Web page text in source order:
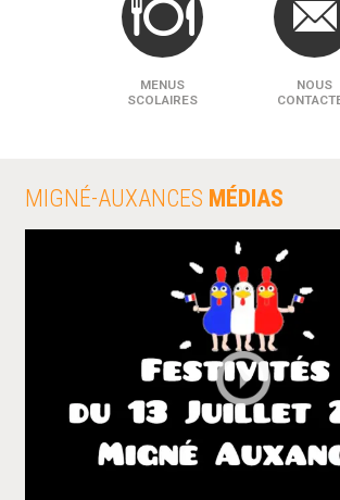
MENUS
SCOLAIRES
NOUS
MIGNÉ-AUXANCES MÉDIAS